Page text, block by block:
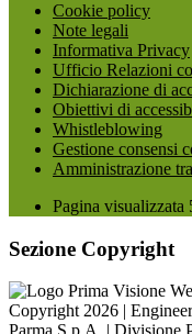
Cookie policy
Note legali
Informativa Privacy
Ufficio Relazioni
Dichiarazione di
Obiettivi di
Whistleblowing
Gestione consensi
Amministrazione
Pagina visualizzata
Sezione Copyright
Copyright 2026 |